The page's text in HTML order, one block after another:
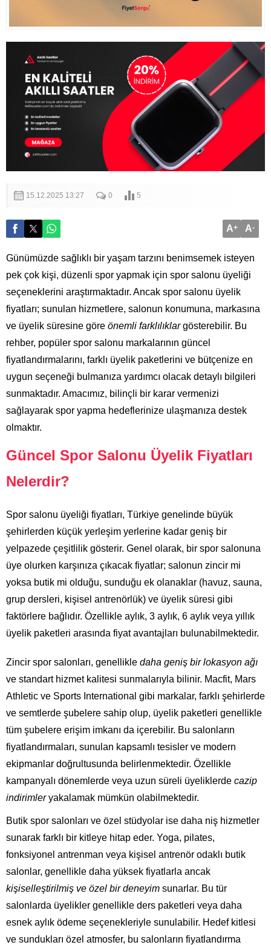
15.12.2025 13:27 0 5
A+ A-
Günümüzde sağlıklı bir yaşam tarzını benimsemek isteyen
pek çok kişi, düzenli spor yapmak için spor salonu üyeliği
seçeneklerini araştırmaktadır. Ancak spor salonu üyelik
fiyatları; sunulan hizmetlere, salonun konumuna, markasına
ve üyelik süresine göre önemli farklılıklargösterebilir. Bu
rehber, popüler spor salonu markalarının güncel
fiyatlandırmalarını, farklı üyelik paketlerini ve bütçenize en
uygun seçeneği bulmanıza yardımcı olacak detaylı bilgileri
sunmaktadır. Amacımız, bilinçli bir karar vermenizi
sağlayarak spor yapma hedeflerinize ulaşmanıza destek
olmaktır.
Güncel Spor Salonu Üyelik Fiyatları
Nelerdir?
Spor salonu üyeliği fiyatları, Türkiye genelinde büyük
şehirlerden küçük yerleşim yerlerine kadar geniş bir
yelpazede çeşitlilik gösterir. Genel olarak, bir spor salonuna
üye olurken karşınıza çıkacak fiyatlar; salonun zincir mi
yoksa butik mi olduğu, sunduğu ek olanaklar (havuz, sauna,
grup dersleri, kişisel antrenörlük) ve üyelik süresi gibi
faktörlere bağlıdır. Özellikle aylık, 3 aylık, 6 aylık veya yıllık
üyelik paketleri arasında fiyat avantajları bulunabilmektedir.
Zincir spor salonları, genellikle daha geniş bir lokasyon ağı
ve standart hizmet kalitesi sunmalarıyla bilinir. Macfit, Mars
Athletic ve Sports International gibi markalar, farklı şehirlerde
ve semtlerde şubelere sahip olup, üyelik paketleri genellikle
tüm şubelere erişim imkanı da içerebilir. Bu salonların
fiyatlandırmaları, sunulan kapsamlı tesisler ve modern
ekipmanlar doğrultusunda belirlenmektedir. Özellikle
kampanyalı dönemlerde veya uzun süreli üyeliklerde cazip
indirimleryakalamak mümkün olabilmektedir.
Butik spor salonları ve özel stüdyolar ise daha niş hizmetler
sunarak farklı bir kitleye hitap eder. Yoga, pilates,
fonksiyonel antrenman veya kişisel antrenör odaklı butik
salonlar, genellikle daha yüksek fiyatlarla ancak
kişiselleştirilmiş ve özel bir deneyim sunarlar. Bu tür
salonlarda üyelikler genellikle ders paketleri veya daha
esnek aylık ödeme seçenekleriyle sunulabilir. Hedef kitlesi
ve sundukları özel atmosfer, bu salonların fiyatlandırma